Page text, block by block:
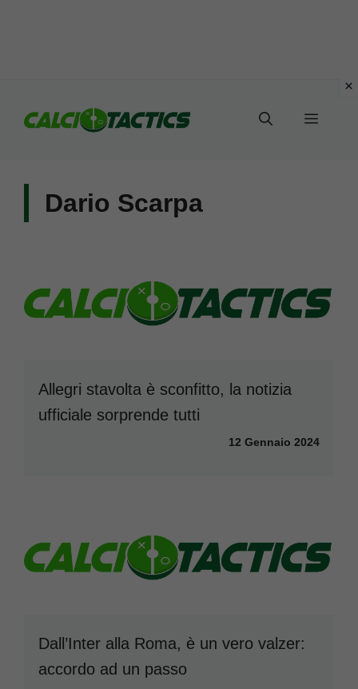
Menu
Dario Scarpa
Allegri stavolta è sconfitto, la notizia
ufficiale sorprende tutti
12 Gennaio 2024
Dall’Inter alla Roma, è un vero valzer:
accordo ad un passo